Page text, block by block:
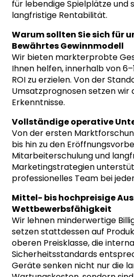
für lebendige Spielplätze und
langfristige Rentabilität.
Warum sollten Sie sich für
Bewährtes Gewinnmodell
Wir bieten markterprobte
Ihnen helfen, innerhalb von
ROI zu erzielen. Von der
Umsatzprognosen setzen
Erkenntnisse.
Vollständige operative
Von der ersten
bis hin zu den
Mitarbeiterschulung und
Marketingstrategien
professionelles Team bei
Mittel- bis hochpreisige
Wettbewerbsfähigkeit
Wir lehnen minderwertige
setzen stattdessen auf
oberen Preisklasse, die
Sicherheitsstandards
Geräte senken nicht nur die